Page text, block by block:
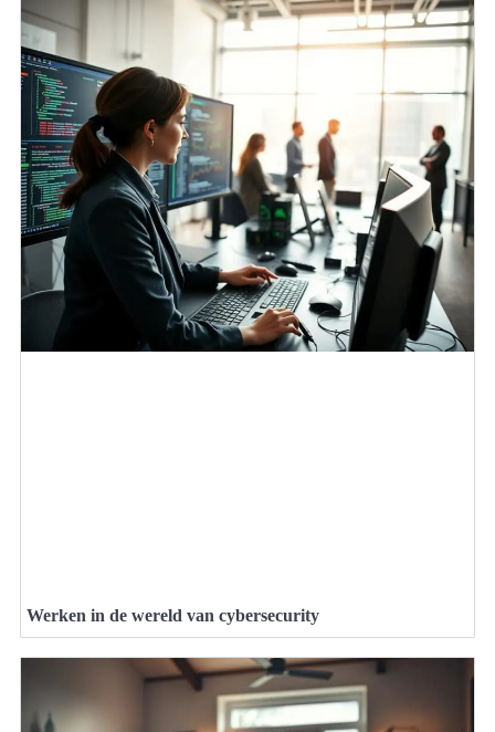
Werken in de wereld van cybersecurity